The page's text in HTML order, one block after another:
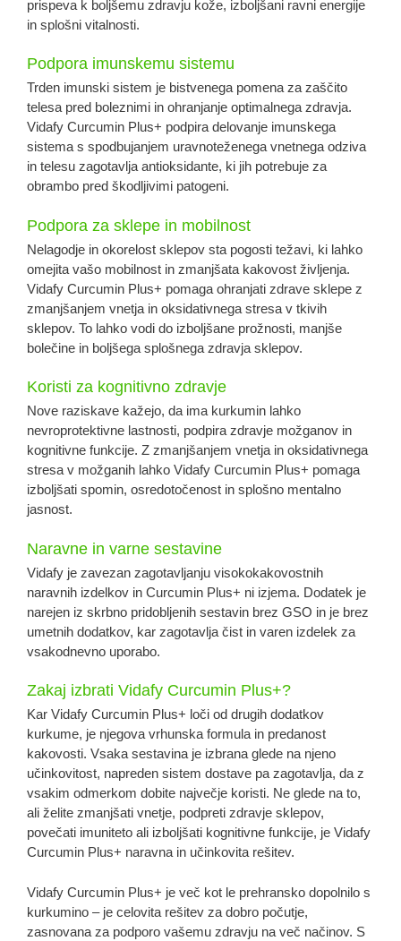
prispeva k boljšemu zdravju kože, izboljšani ravni energije
in splošni vitalnosti.
Podpora imunskemu sistemu
Trden imunski sistem je bistvenega pomena za zaščito
telesa pred boleznimi in ohranjanje optimalnega zdravja.
Vidafy Curcumin Plus+ podpira delovanje imunskega
sistema s spodbujanjem uravnoteženega vnetnega odziva
in telesu zagotavlja antioksidante, ki jih potrebuje za
obrambo pred škodljivimi patogeni.
Podpora za sklepe in mobilnost
Nelagodje in okorelost sklepov sta pogosti težavi, ki lahko
omejita vašo mobilnost in zmanjšata kakovost življenja.
Vidafy Curcumin Plus+ pomaga ohranjati zdrave sklepe z
zmanjšanjem vnetja in oksidativnega stresa v tkivih
sklepov. To lahko vodi do izboljšane prožnosti, manjše
bolečine in boljšega splošnega zdravja sklepov.
Koristi za kognitivno zdravje
Nove raziskave kažejo, da ima kurkumin lahko
nevroprotektivne lastnosti, podpira zdravje možganov in
kognitivne funkcije. Z zmanjšanjem vnetja in oksidativnega
stresa v možganih lahko Vidafy Curcumin Plus+ pomaga
izboljšati spomin, osredotočenost in splošno mentalno
jasnost.
Naravne in varne sestavine
Vidafy je zavezan zagotavljanju visokokakovostnih
naravnih izdelkov in Curcumin Plus+ ni izjema. Dodatek je
narejen iz skrbno pridobljenih sestavin brez GSO in je brez
umetnih dodatkov, kar zagotavlja čist in varen izdelek za
vsakodnevno uporabo.
Zakaj izbrati Vidafy Curcumin Plus+?
Kar Vidafy Curcumin Plus+ loči od drugih dodatkov
kurkume, je njegova vrhunska formula in predanost
kakovosti. Vsaka sestavina je izbrana glede na njeno
učinkovitost, napreden sistem dostave pa zagotavlja, da z
vsakim odmerkom dobite največje koristi. Ne glede na to,
ali želite zmanjšati vnetje, podpreti zdravje sklepov,
povečati imuniteto ali izboljšati kognitivne funkcije, je Vidafy
Curcumin Plus+ naravna in učinkovita rešitev.
Vidafy Curcumin Plus+ je več kot le prehransko dopolnilo s
kurkumino – je celovita rešitev za dobro počutje,
zasnovana za podporo vašemu zdravju na več načinov. S